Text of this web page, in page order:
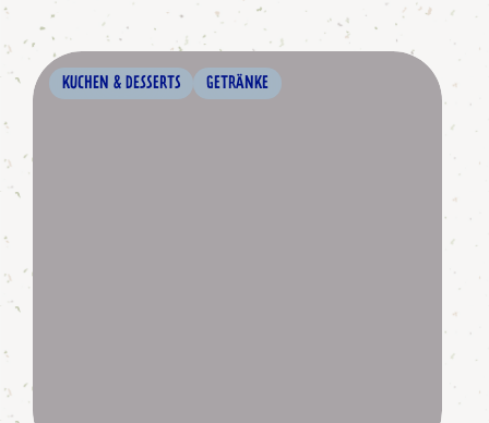
KUCHEN & DESSERTS GETRÄNKE